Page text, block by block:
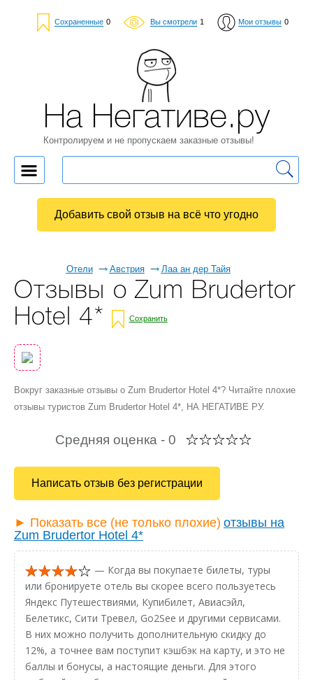
Сохраненные 0 Вы смотрели 1 Мои отзывы 0
Отели Австрия Лаа ан дер Тайя
Отзывы о Zum Brudertor
Hotel 4*
Сохранить
Вокруг заказные отзывы о Zum Brudertor Hotel 4*? Читайте плохие
отзывы туристов Zum Brudertor Hotel 4*, НА НЕГАТИВЕ РУ.
Средняя оценка - 0
Написать отзыв без регистрации
► Показать все (не только плохие) отзывы на
Zum Brudertor Hotel 4*
— Когда вы покупаете билеты, туры
или бронируете отель вы скорее всего пользуетесь
Яндекс Путешествиями, Купибилет, Авиасэйл,
Белетикс, Сити Тревел, Go2See и другими сервисами.
В них можно получить дополнительную скидку до
12%, а точнее вам поступит кэшбэк на карту, и это не
баллы и бонусы, а настоящие деньги. Для этого
На Негативе.ру
Контролируем и не пропускаем заказные отзывы!
Добавить свой отзыв на всё что угодно